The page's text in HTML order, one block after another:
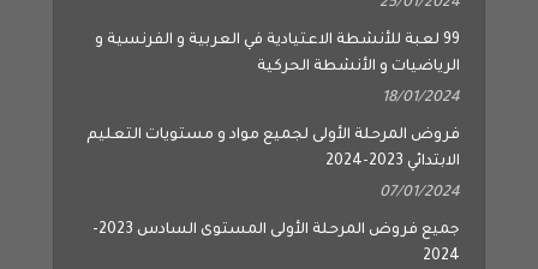
الرياضيات و الأنشطة الحركية
الابتدائي 2023-2024
07/01/2024
2024